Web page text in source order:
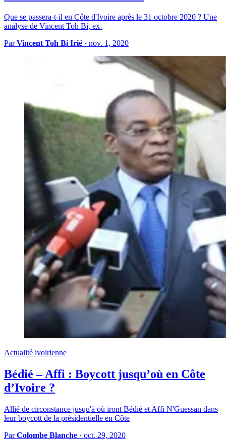
Que se passera-t-il en Côte d'Ivoire après le 31 octobre 2020 ? Une
analyse de Vincent Toh Bi, ex-
ParVincent Toh Bi Irié · nov. 1, 2020
Actualité ivoirienne
Bédié – Affi : Boycott jusqu’où en Côte
d’Ivoire ?
Allié de circonstance jusqu'à où iront Bédié et Affi N'Guessan dans
leur boycott de la présidentielle en Côte
ParColombe Blanche · oct. 29, 2020